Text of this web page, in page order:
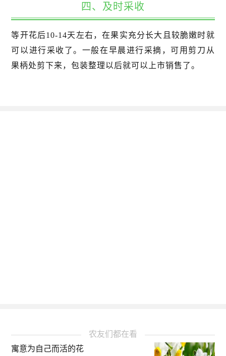
四、及时采收
等开花后10-14天左右，在果实充分长大且较脆嫩时就
可以进行采收了。一般在早晨进行采摘，可用剪刀从
果柄处剪下来，包装整理以后就可以上市销售了。
农友们都在看
寓意为自己而活的花